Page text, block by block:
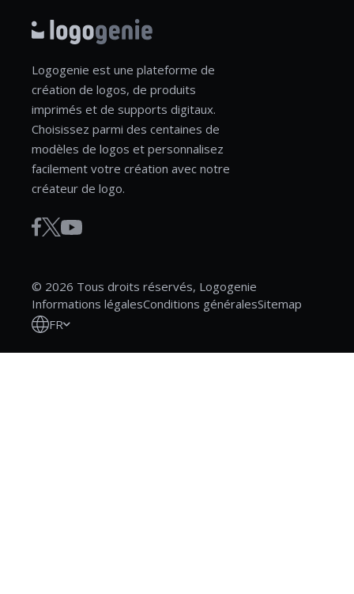
Logogenie est une plateforme de
création de logos, de produits
imprimés et de supports digitaux.
Choisissez parmi des centaines de
modèles de logos et personnalisez
facilement votre création avec notre
créateur de logo.
© 2026 Tous droits réservés, Logogenie
Informations légalesConditions généralesSitemap
FR